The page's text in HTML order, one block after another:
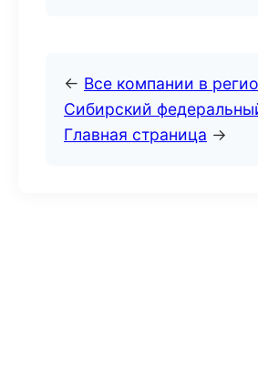
← Все компании в
Сибирский
Главная страница →